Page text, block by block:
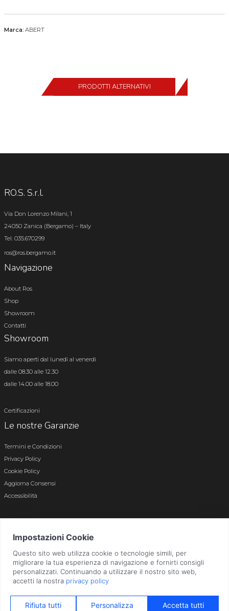
Marca: ABERT
PRODOTTI ALTERNATIVI
RO.S. S.r.l.
Via Don Lorenzo Milani, 1
24050 Zanica (Bergamo) – Italy
Tel. 035.670299
ros@ros.bergamo.it
Navigazione
About Ros
Shop
Showroom
Contatti
Showroom
Siamo aperti dal lunedì al venerdì
dalle 08.30 alle 12.30
dalle 14.00 alle 18.00
Certificazioni
Le nostre Garanzie
Termini e Condizioni
Privacy Policy
Cookie Policy
Aggiorna Consensi
Accessibilità
Bergamo n. 01496180165 · Capitale Sociale i.v. € 800.000,00